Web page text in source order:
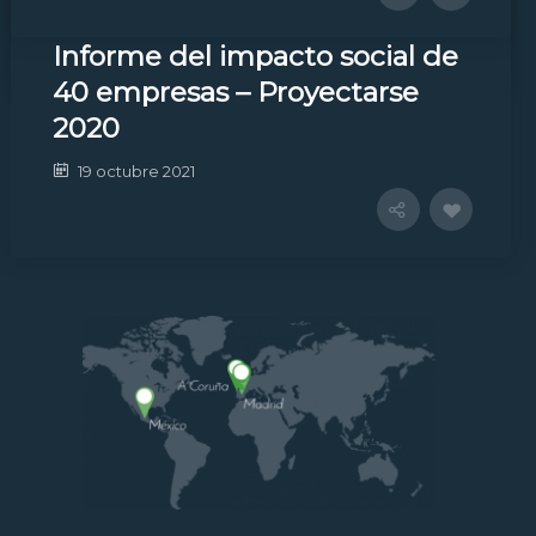
Informe del impacto social de
40 empresas – Proyectarse
2020
19 octubre 2021
AYUDAS
POLÍTICA DE PRIVACIDAD
Localiza nuestras oficinas y contacta